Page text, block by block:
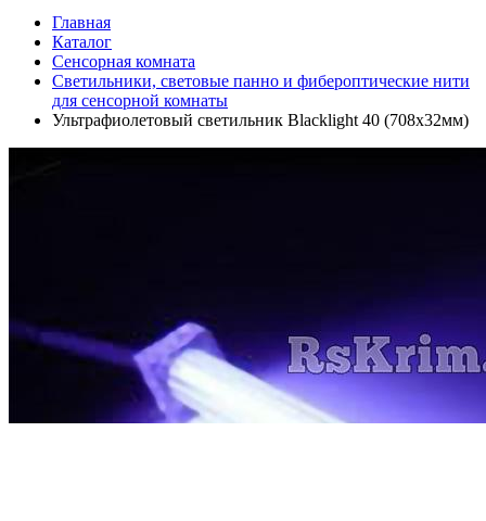
Главная
Каталог
Сенсорная комната
Светильники, световые панно и фибероптические нити
для сенсорной комнаты
Ультрафиолетовый светильник Blacklight 40 (708х32мм)